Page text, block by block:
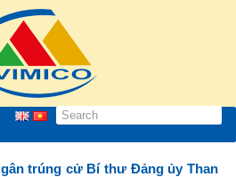
trúng cử Bí thư Đảng ủy Than